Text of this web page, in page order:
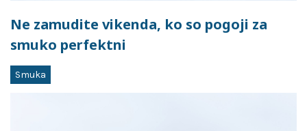
Ne zamudite vikenda, ko so pogoji za
smuko perfektni
Smuka